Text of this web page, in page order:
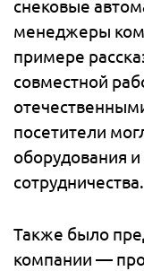
снековые
менеджеры
примере
совместной
посетители
оборудования
сотрудничества.
Также было
компании —